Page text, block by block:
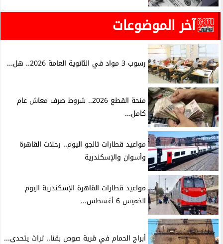
آخر الموضوعات
رسوب 3 مواد في الثانوية العامة 2026.. هل...
منحة القطع 2026.. شروط صرف معاش عام
كامل...
مواعيد قطارات تالجو اليوم.. رحلات القاهرة
وأسوان والإسكندرية
مواعيد قطارات القاهرة الإسكندرية اليوم
الخميس 6 أغسطس...
أبراج الحمام في قرية صوص بقنا.. تراث يتحدى...